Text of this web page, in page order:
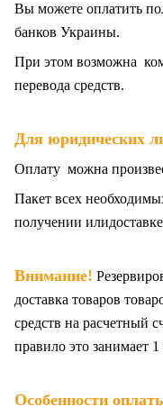
Вы можете оплатить
банков Украины.
При этом возможна
перевода средств.
Для юридических
Оплату можна
Пакет всех
получении
Внимание!
доставка товаров
средств на расчетный
правило это занимает
Особенности